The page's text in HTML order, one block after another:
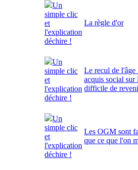
Un
simple clic
et
l'explication
déchire !
La règle d'or
Un
simple clic
et
l'explication
déchire !
Le recul de l'âge
acquis social sur
difficile de
Un
simple clic
et
l'explication
déchire !
Les OGM sont
que ce que l'on